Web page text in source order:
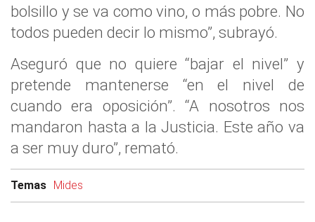
bolsillo y se va como vino, o más pobre. No
todos pueden decir lo mismo”, subrayó.
Aseguró que no quiere “bajar el nivel” y
pretende mantenerse “en el nivel de
cuando era oposición”. “A nosotros nos
mandaron hasta a la Justicia. Este año va
a ser muy duro”, remató.
Temas Mides